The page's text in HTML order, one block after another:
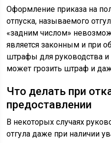
Оформление приказа на
отпуска, называемого
«задним числом»
является законным и при
штрафы для руководства и
может грозить штраф и
Что делать при
предоставлении
В некоторых случаях
отгула даже при наличии